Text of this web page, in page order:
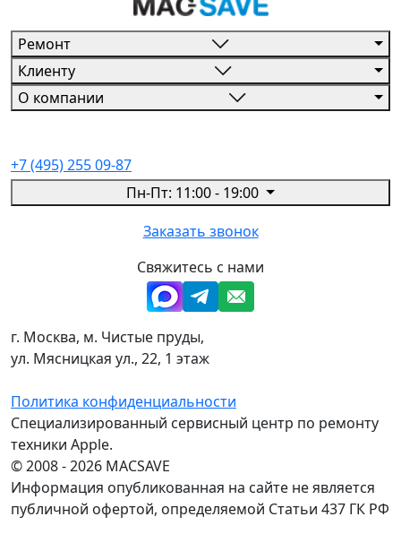
Ремонт
Клиенту
О компании
+7 (495) 255 09-87
Пн-Пт: 11:00 - 19:00
Заказать звонок
Свяжитесь с нами
г. Москва, м. Чистые пруды,
ул. Мясницкая ул., 22, 1 этаж
Политика конфиденциальности
Специализированный сервисный центр по ремонту
техники Apple.
© 2008 - 2026 MACSAVE
Информация опубликованная на сайте не является
публичной офертой, определяемой Статьи 437 ГК РФ